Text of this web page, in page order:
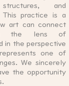
and
This practice is a
art can connect
the lens of
in the perspective
one of
We sincerely
the opportunity